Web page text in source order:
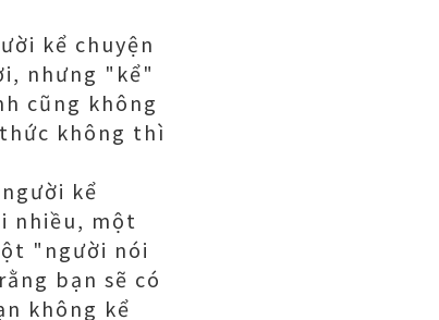
kể chuyện
nhưng "kể"
cũng không
không thì
kể
nhiều, một
"người nói
bạn sẽ có
không kể